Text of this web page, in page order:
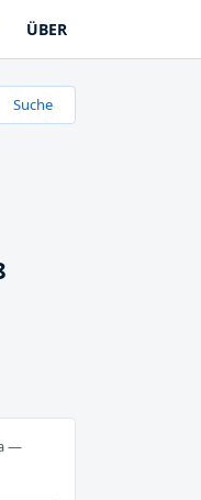
ÜBER
Suche
—